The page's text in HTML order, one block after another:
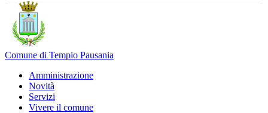
Comune di Tempio Pausania
Amministrazione
Novità
Servizi
Vivere il comune